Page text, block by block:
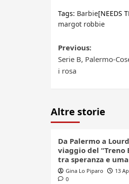
Tags: Barbie[NEEDS
margot robbie
Post
navigation
Previous:
Serie B, Palermo-
i rosa
Altre storie
Da Palermo a
viaggio del “Treno
tra speranza e
Gina Lo Piparo
13
0